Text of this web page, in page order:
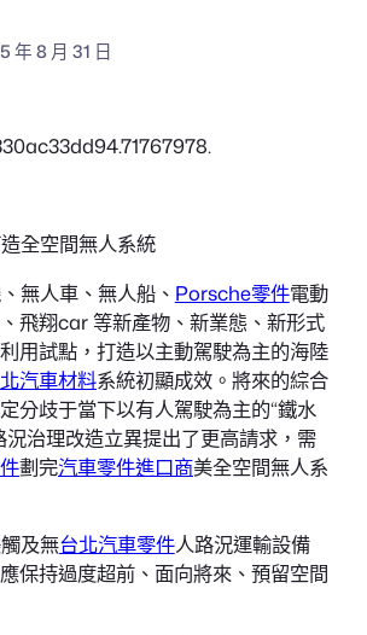
年 8 月 31 日
全空間無人系統
無人車、無人船、 Porsche零件電動
飛翔car 等新產物、新業態、新形式
用試點，打造以主動駕駛為主的海陸
汽車材料系統初顯成效。將來的綜合
分歧于當下以有人駕駛為主的“鐵水
況治理改造立異提出了更高請求，需
劃完汽車零件進口商美全空間無人系
及無台北汽車零件人路況運輸設備
保持過度超前、面向將來、預留空間